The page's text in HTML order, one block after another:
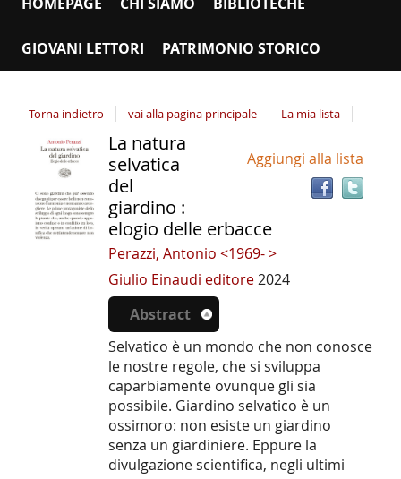
GIOVANI LETTORI PATRIMONIO STORICO
Torna indietro vai alla pagina principale La mia lista
Dettaglio
del
documento
Aggiungi alla lista
La natura
selvatica
del
giardino :
elogio delle erbacce
Perazzi, Antonio <1969- >
Giulio Einaudi editore2024
Abstract
Selvatico è un mondo che non conosce
le nostre regole, che si sviluppa
caparbiamente ovunque gli sia
possibile. Giardino selvatico è un
ossimoro: non esiste un giardino
senza un giardiniere. Eppure la
divulgazione scientifica, negli ultimi